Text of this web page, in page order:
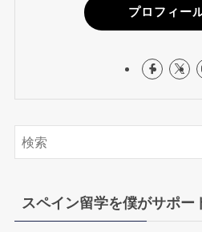
プロフィー
スペイン留学を僕がサポー